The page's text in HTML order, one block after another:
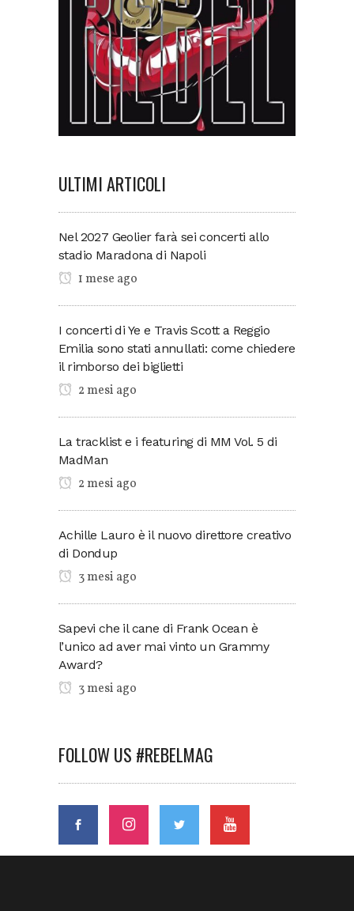
ULTIMI ARTICOLI
Nel 2027 Geolier farà sei concerti allo
stadio Maradona di Napoli
1 mese ago
I concerti di Ye e Travis Scott a Reggio
Emilia sono stati annullati: come chiedere
il rimborso dei biglietti
2 mesi ago
La tracklist e i featuring di MM Vol. 5 di
MadMan
2 mesi ago
Achille Lauro è il nuovo direttore creativo
di Dondup
3 mesi ago
Sapevi che il cane di Frank Ocean è
l’unico ad aver mai vinto un Grammy
Award?
3 mesi ago
FOLLOW US #REBELMAG